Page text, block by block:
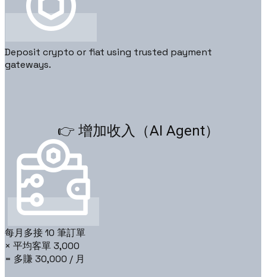
Deposit crypto or fiat using trusted payment
gateways.
👉 增加收入（AI Agent）
每月多接 10 筆訂單
× 平均客單 3,000
= 多賺 30,000 / 月